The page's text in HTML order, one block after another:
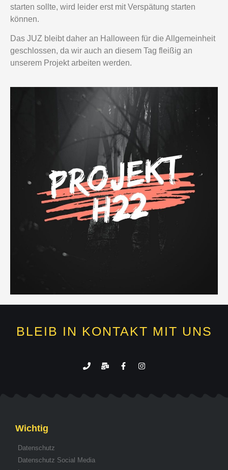
starten sollte, wird leider erst mit Verspätung starten
können.
Das JUZ bleibt daher an Halloween für die Allgemeinheit
geschlossen, da wir auch an diesem Tag fleißig an
unserem Projekt arbeiten werden.
BLEIB IN KONTAKT MIT UNS
Wichtig
Datenschutz
Datenschutz Social Media